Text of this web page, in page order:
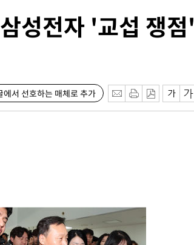
성전자 '교섭 쟁점'
에서 선호하는 매체로 추가